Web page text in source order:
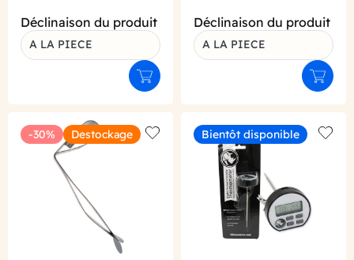
Déclinaison du produit
A LA PIECE
Ajouter au panier
Déclinaison du produit
A LA PIECE
-30% Destockage
Add to wishlist
Bientôt disponible